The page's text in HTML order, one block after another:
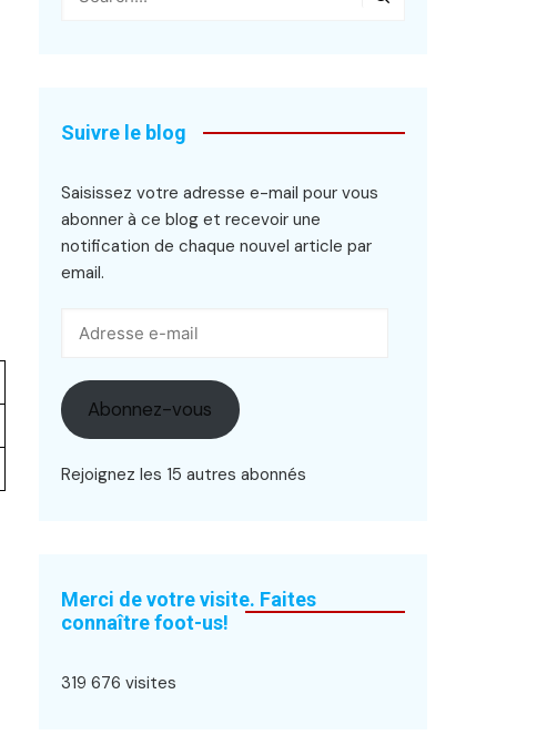
Suivre le blog
Saisissez votre adresse e-mail pour vous
abonner à ce blog et recevoir une
notification de chaque nouvel article par
email.
Abonnez-vous
Rejoignez les 15 autres abonnés
Merci de votre visite. Faites
connaître foot-us!
319 676 visites